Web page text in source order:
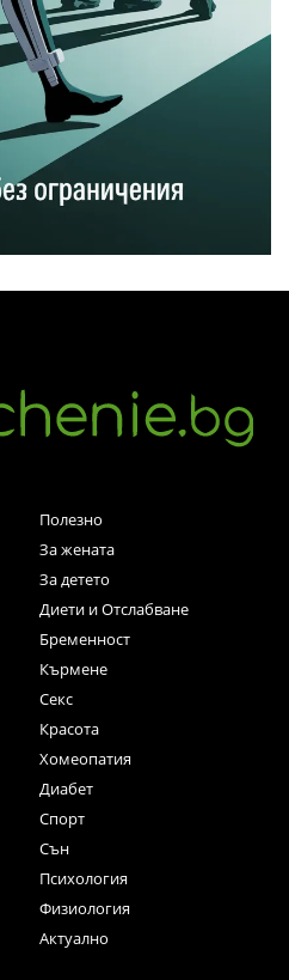
Полезно
За жената
За детето
Диети и Отслабване
Бременност
Кърмене
Секс
Красота
Хомеопатия
Диабет
Спорт
Сън
Психология
Физиология
Актуално